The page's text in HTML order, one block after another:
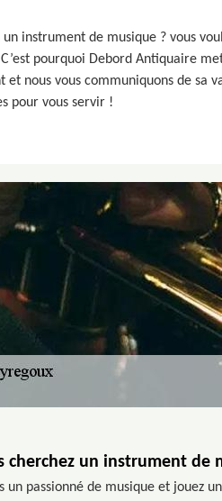
un instrument de musique ? vous
pourquoi Debord Antiquaire
nous vous communiquons de sa
pour vous servir !
cherchez un instrument de
un passionné de musique et jouez